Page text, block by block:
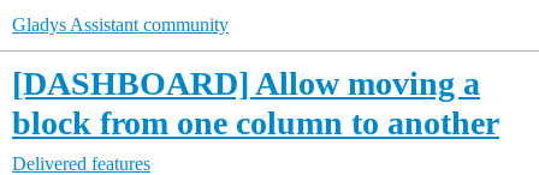
Gladys Assistant community
[DASHBOARD] Allow moving a
block from one column to another
Delivered features